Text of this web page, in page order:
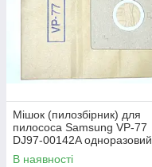
Мішок (пилозбірник) для
пилососа Samsung VP-77
DJ97-00142A одноразовий
В наявності